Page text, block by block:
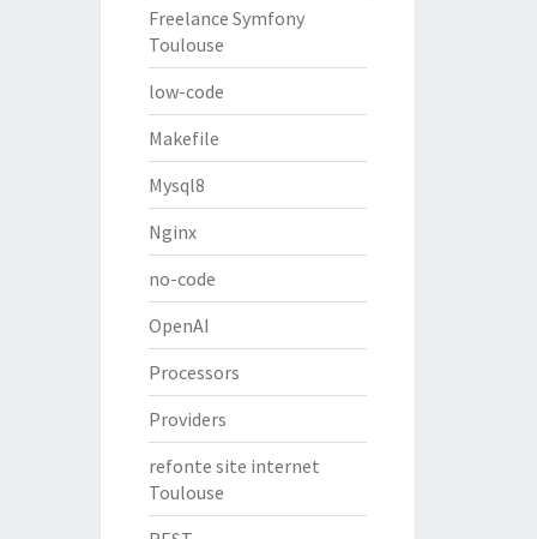
Freelance Symfony
Toulouse
low-code
Makefile
Mysql8
Nginx
no-code
OpenAI
Processors
Providers
refonte site internet
Toulouse